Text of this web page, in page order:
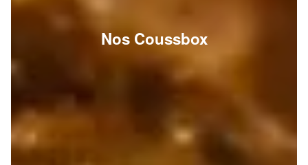
Nos Coussbox